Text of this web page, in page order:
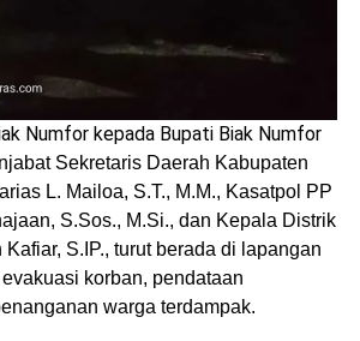
Numfor kepada Bupati Biak Numfor
Sekretaris Daerah Kabupaten
L. Mailoa, S.T., M.M., Kasatpol PP
S.Sos., M.Si., dan Kepala Distrik
Kafiar, S.IP., turut berada di lapangan
korban, pendataan
warga terdampak.